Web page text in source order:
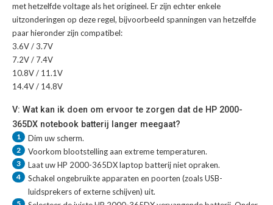
met hetzelfde voltage als het origineel. Er zijn echter enkele
uitzonderingen op deze regel, bijvoorbeeld spanningen van hetzelfde
paar hieronder zijn compatibel:
3.6V / 3.7V
7.2V / 7.4V
10.8V / 11.1V
14.4V / 14.8V
V: Wat kan ik doen om ervoor te zorgen dat de HP 2000-
365DX notebook batterij langer meegaat?
1 Dim uw scherm.
2 Voorkom blootstelling aan extreme temperaturen.
3 Laat uwHP 2000-365DX laptop batterijniet opraken.
4
Schakel ongebruikte apparaten en poorten (zoals USB-
luidsprekers of externe schijven) uit.